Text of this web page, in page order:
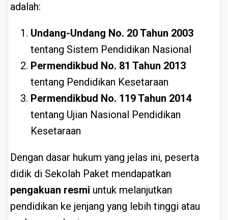
adalah:
Undang-Undang No. 20 Tahun 2003
tentang Sistem Pendidikan Nasional
Permendikbud No. 81 Tahun 2013
tentang Pendidikan Kesetaraan
Permendikbud No. 119 Tahun 2014
tentang Ujian Nasional Pendidikan
Kesetaraan
Dengan dasar hukum yang jelas ini, peserta
didik di Sekolah Paket mendapatkan
pengakuan resmi untuk melanjutkan
pendidikan ke jenjang yang lebih tinggi atau